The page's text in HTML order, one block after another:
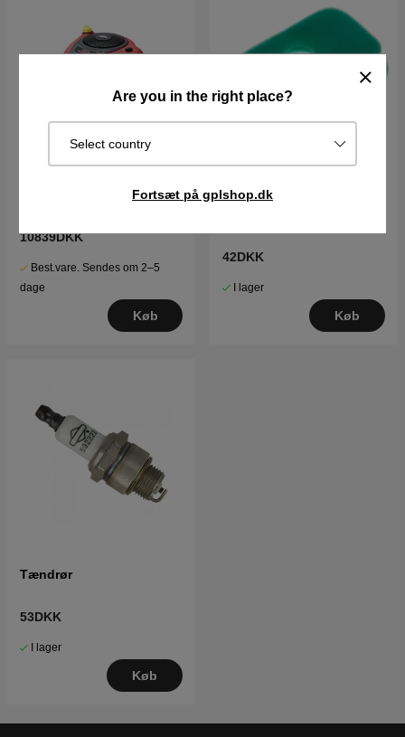
Are you in the right place?
Select country
Fortsæt på gplshop.dk
Briggs & Stratton motor
10839DKK
Best.vare. Sendes om 2–5
dage
Køb
42DKK
I lager
Køb
Tændrør
53DKK
I lager
Køb